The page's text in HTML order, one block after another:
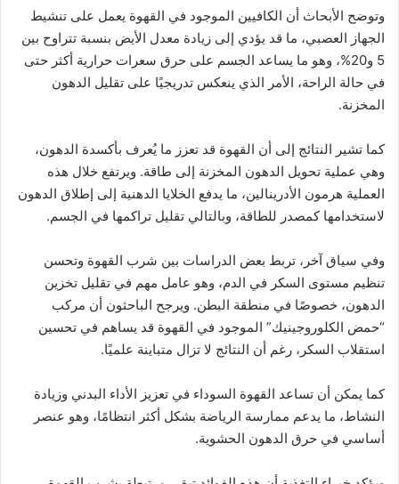
وتوضح الأبحاث أن الكافيين الموجود في القهوة يعمل على تنشيط
الجهاز العصبي، ما قد يؤدي إلى زيادة معدل الأيض بنسبة تتراوح بين
5 و20%، وهو ما يساعد الجسم على حرق سعرات حرارية أكثر حتى
في حالة الراحة، الأمر الذي ينعكس تدريجيًا على تقليل الدهون
المخزنة.
كما تشير النتائج إلى أن القهوة قد تعزز ما يُعرف بأكسدة الدهون،
وهي عملية تحويل الدهون المخزنة إلى طاقة. ويرتفع خلال هذه
العملية هرمون الأدرينالين، ما يدفع الخلايا الدهنية إلى إطلاق الدهون
لاستخدامها كمصدر للطاقة، وبالتالي تقليل تراكمها في الجسم.
وفي سياق آخر، تربط بعض الدراسات بين شرب القهوة وتحسن
تنظيم مستوى السكر في الدم، وهو عامل مهم في تقليل تخزين
الدهون، خصوصًا في منطقة البطن. ويرجح الباحثون أن مركب
“حمض الكلوروجينيك” الموجود في القهوة قد يساهم في تحسين
استقلاب السكر، رغم أن النتائج لا تزال متباينة علميًا.
كما يمكن أن تساعد القهوة السوداء في تعزيز الأداء البدني وزيادة
النشاط، ما يدعم ممارسة الرياضة بشكل أكثر انتظامًا، وهو عنصر
أساسي في حرق الدهون الحشوية.